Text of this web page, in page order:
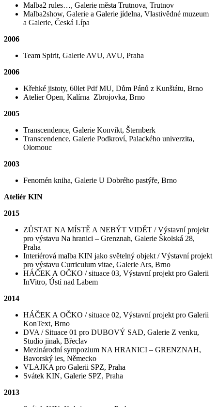
Malba2 rules…, Galerie města Trutnova, Trutnov
Malba2show, Galerie a Galerie jídelna, Vlastivědné muzeum
a Galerie, Česká Lípa
2006
Team Spirit, Galerie AVU, AVU, Praha
2006
Křehké jistoty, 60let Pdf MU, Dům Pánů z Kunštátu, Brno
Atelier Open, Kalírna‒Zbrojovka, Brno
2005
Transcendence, Galerie Konvikt, Šternberk
Transcendence, Galerie Podkroví, Palackého univerzita,
Olomouc
2003
Fenomén kniha, Galerie U Dobrého pastýře, Brno
Ateliér KIN
2015
ZŮSTAT NA MÍSTĚ A NEBÝT VIDĚT / Výstavní projekt
pro výstavu Na hranici – Grenznah, Galerie Školská 28,
Praha
Interiérová malba KIN jako světelný objekt / Výstavní projekt
pro výstavu Curriculum vitae, Galerie Ars, Brno
HÁČEK A OČKO / situace 03, Výstavní projekt pro Galerii
InVitro, Ústí nad Labem
2014
HÁČEK A OČKO / situace 02, Výstavní projekt pro Galerii
KonText, Brno
DVA / Situace 01 pro DUBOVÝ SAD, Galerie Z venku,
Studio jinak, Břeclav
Mezinárodní sympozium NA HRANICI – GRENZNAH,
Bavorský les, Německo
VLAJKA pro Galerii SPZ, Praha
Svátek KIN, Galerie SPZ, Praha
2013